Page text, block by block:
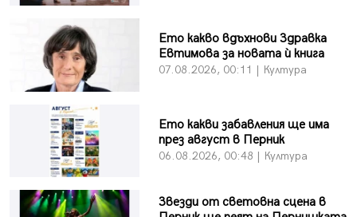
Ето какво вдъхнови Здравка
Евтимова за новата ѝ книга
07.08.2026, 00:11 | Култура
Ето какви забавления ще има
през август в Перник
06.08.2026, 00:48 | Култура
Звезди от световна сцена в